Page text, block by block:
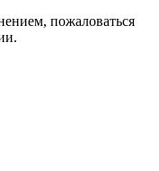
пожаловаться